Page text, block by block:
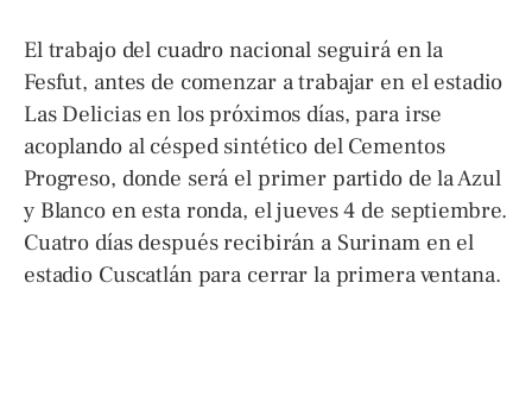
El trabajo del cuadro nacional seguirá en la
Fesfut, antes de comenzar a trabajar en el estadio
Las Delicias en los próximos días, para irse
acoplando al césped sintético del Cementos
Progreso, donde será el primer partido de la Azul
y Blanco en esta ronda, el jueves 4 de septiembre.
Cuatro días después recibirán a Surinam en el
estadio Cuscatlán para cerrar la primera ventana.